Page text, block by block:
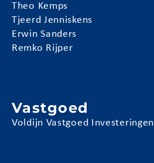
Theo Kemps
Tjeerd Jenniskens
Erwin Sanders
Remko Rijper
Vastgoed
Voldijn Vastgoed Investeringen